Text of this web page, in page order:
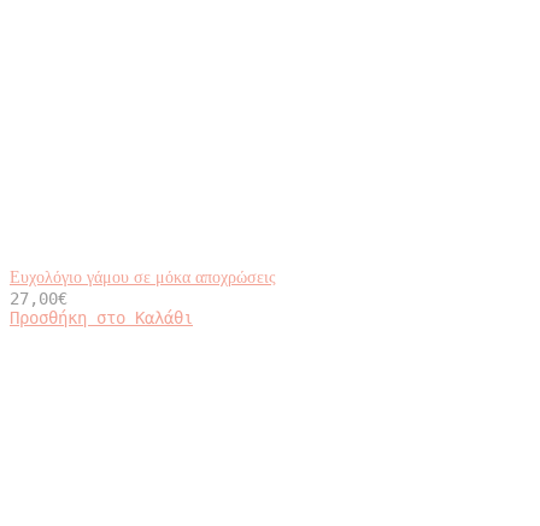
Ευχολόγιο γάμου σε μόκα αποχρώσεις
27,00€
Προσθήκη στο Καλάθι